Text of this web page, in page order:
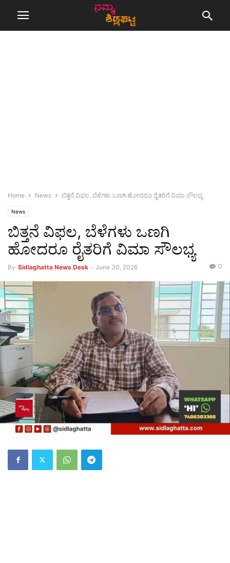
Home News ಬಿತ್ತನೆ ವಿಫಲ, ಬೆಳೆಗಳು ಒಣಗಿ ಹೋದರೂ ರೈತರಿಗೆ ವಿಮಾ ಸೌಲಭ್ಯ
News
ಬಿತ್ತನೆ ವಿಫಲ, ಬೆಳೆಗಳು ಒಣಗಿ
ಹೋದರೂ ರೈತರಿಗೆ ವಿಮಾ ಸೌಲಭ್ಯ
By Sidlaghatta News Desk - June 30, 2026 0